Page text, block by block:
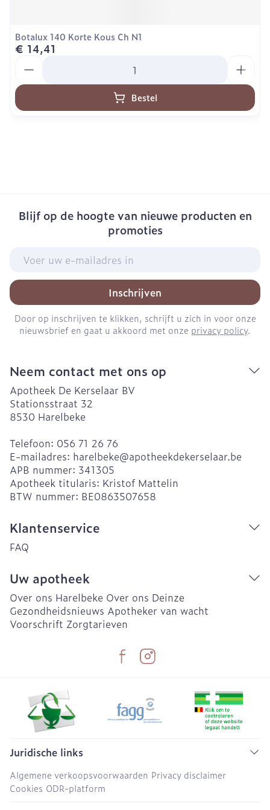
Botalux 140 Korte Kous Ch N1
€ 14,41
Bestel
Blijf op de hoogte van nieuwe producten en
promoties
Inschrijven
Door op inschrijven te klikken, schrijft u zich in voor onze
nieuwsbrief en gaat u akkoord met onze privacy policy.
Neem contact met ons op
Apotheek De Kerselaar BV
Stationsstraat 32
8530 Harelbeke
Telefoon: 056 71 26 76
E-mailadres: harelbeke@apotheekdekerselaar.be
APB nummer: 341305
Apotheek titularis: Kristof Mattelin
BTW nummer: BE0863507658
Klantenservice
FAQ
Uw apotheek
Over ons Harelbeke Over ons Deinze
Gezondheidsnieuws Apotheker van wacht
Voorschrift Zorgtarieven
Juridische links
Algemene verkoopsvoorwaarden Privacy disclaimer
Cookies ODR-platform